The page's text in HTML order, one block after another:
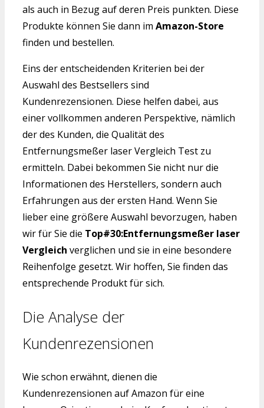
als auch in Bezug auf deren Preis punkten. Diese
Produkte können Sie dann im Amazon-Store
finden und bestellen.
Eins der entscheidenden Kriterien bei der
Auswahl des Bestsellers sind
Kundenrezensionen. Diese helfen dabei, aus
einer vollkommen anderen Perspektive, nämlich
der des Kunden, die Qualität des
Entfernungsmeßer laser Vergleich Test zu
ermitteln. Dabei bekommen Sie nicht nur die
Informationen des Herstellers, sondern auch
Erfahrungen aus der ersten Hand. Wenn Sie
lieber eine größere Auswahl bevorzugen, haben
wir für Sie die Top#30:Entfernungsmeßer laser
Vergleich verglichen und sie in eine besondere
Reihenfolge gesetzt. Wir hoffen, Sie finden das
entsprechende Produkt für sich.
Die Analyse der
Kundenrezensionen
Wie schon erwähnt, dienen die
Kundenrezensionen auf Amazon für eine